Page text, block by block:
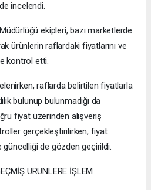
incelendi.
ekipleri, bazı marketlerde
ürünlerin raflardaki fiyatlarını ve
kontrol etti.
raflarda belirtilen fiyatlarla
bulunup bulunmadığı da
fiyat üzerinden alışveriş
gerçekleştirilirken, fiyat
de gözden geçirildi.
ÜRÜNLERE İŞLEM